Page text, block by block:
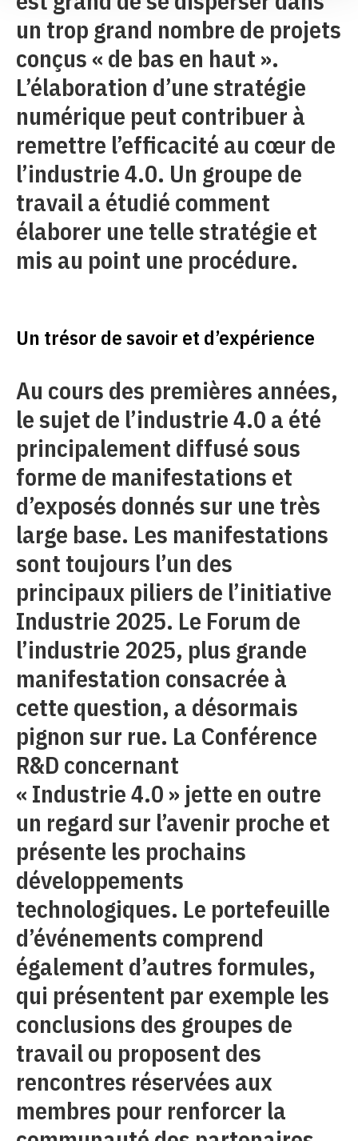
un trop grand nombre de projets
conçus « de bas en haut ».
L’élaboration d’une stratégie
numérique peut contribuer à
remettre l’efficacité au cœur de
l’industrie 4.0. Un groupe de
travail a étudié comment
élaborer une telle stratégie et
mis au point une procédure.
Un trésor de savoir et d’expérience
Au cours des premières années,
le sujet de l’industrie 4.0 a été
principalement diffusé sous
forme de manifestations et
d’exposés donnés sur une très
large base. Les manifestations
sont toujours l’un des
principaux piliers de l’initiative
Industrie 2025. Le Forum de
l’industrie 2025, plus grande
manifestation consacrée à
cette question, a désormais
pignon sur rue. La Conférence
R&D concernant
« Industrie 4.0 » jette en outre
un regard sur l’avenir proche et
présente les prochains
développements
technologiques. Le portefeuille
d’événements comprend
également d’autres formules,
qui présentent par exemple les
conclusions des groupes de
travail ou proposent des
rencontres réservées aux
membres pour renforcer la